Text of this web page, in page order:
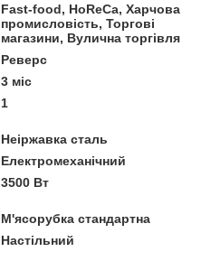
Fast-food, HoReCa, Харчова
промисловість, Торгові
магазини, Вулична торгівля
Реверс
3 міс
1
Неіржавка сталь
Електромеханічний
3500 Вт
М'ясорубка стандартна
Настільний